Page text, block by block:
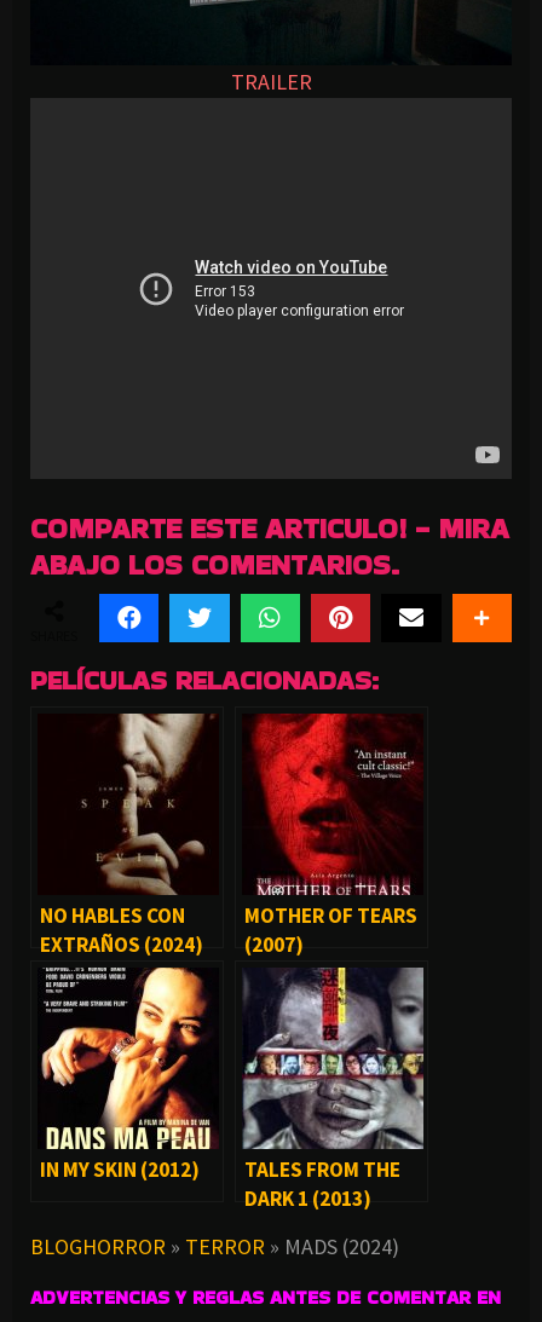
TRAILER
COMPARTE ESTE ARTICULO! - MIRA
ABAJO LOS COMENTARIOS.
PELÍCULAS RELACIONADAS:
NO HABLES CON
EXTRAÑOS (2024)
MOTHER OF TEARS
(2007)
IN MY SKIN (2012)
TALES FROM THE
DARK 1 (2013)
BLOGHORROR » TERROR » MADS (2024)
ADVERTENCIAS Y REGLAS ANTES DE COMENTAR EN